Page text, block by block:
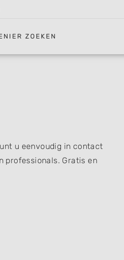
ZOEKEN
u eenvoudig in contact
professionals. Gratis en